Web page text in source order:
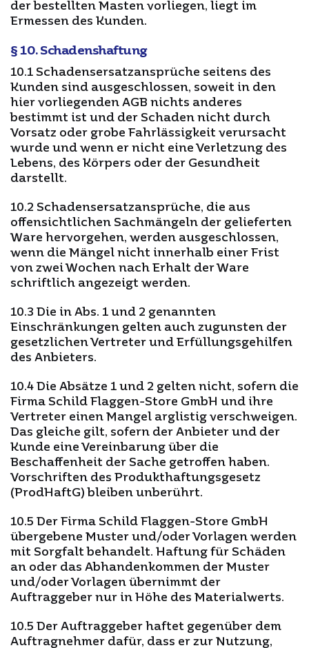
der bestellten Masten vorliegen, liegt im
Ermessen des Kunden.
§ 10. Schadenshaftung
10.1 Schadensersatzansprüche seitens des
Kunden sind ausgeschlossen, soweit in den
hier vorliegenden AGB nichts anderes
bestimmt ist und der Schaden nicht durch
Vorsatz oder grobe Fahrlässigkeit verursacht
wurde und wenn er nicht eine Verletzung des
Lebens, des Körpers oder der Gesundheit
darstellt.
10.2 Schadensersatzansprüche, die aus
offensichtlichen Sachmängeln der gelieferten
Ware hervorgehen, werden ausgeschlossen,
wenn die Mängel nicht innerhalb einer Frist
von zwei Wochen nach Erhalt der Ware
schriftlich angezeigt werden.
10.3 Die in Abs. 1 und 2 genannten
Einschränkungen gelten auch zugunsten der
gesetzlichen Vertreter und Erfüllungsgehilfen
des Anbieters.
10.4 Die Absätze 1 und 2 gelten nicht, sofern die
Firma Schild Flaggen-Store GmbH und ihre
Vertreter einen Mangel arglistig verschweigen.
Das gleiche gilt, sofern der Anbieter und der
Kunde eine Vereinbarung über die
Beschaffenheit der Sache getroffen haben.
Vorschriften des Produkthaftungsgesetz
(ProdHaftG) bleiben unberührt.
10.5 Der Firma Schild Flaggen-Store GmbH
übergebene Muster und/oder Vorlagen werden
mit Sorgfalt behandelt. Haftung für Schäden
an oder das Abhandenkommen der Muster
und/oder Vorlagen übernimmt der
Auftraggeber nur in Höhe des Materialwerts.
10.5 Der Auftraggeber haftet gegenüber dem
Auftragnehmer dafür, dass er zur Nutzung,